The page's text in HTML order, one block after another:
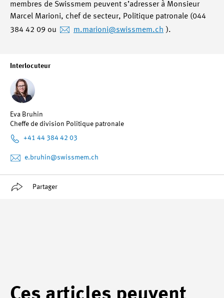
Interlocuteur
Eva Bruhin
Cheffe de division Politique patronale
+41 44 384 42 03
e.bruhin@swissmem.ch
Partager
membres de Swissmem peuvent s’adresser à Monsieur
Marcel Marioni, chef de secteur, Politique patronale (044
384 42 09 ou
m.marioni@swissmem.ch ).